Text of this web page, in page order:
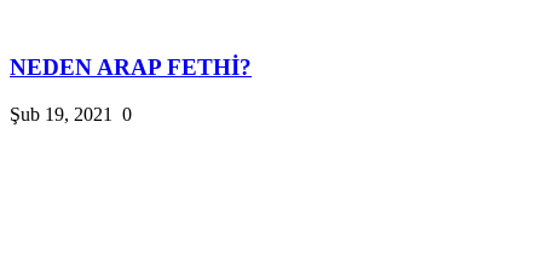
NEDEN ARAP FETHİ?
Şub 19, 2021 0